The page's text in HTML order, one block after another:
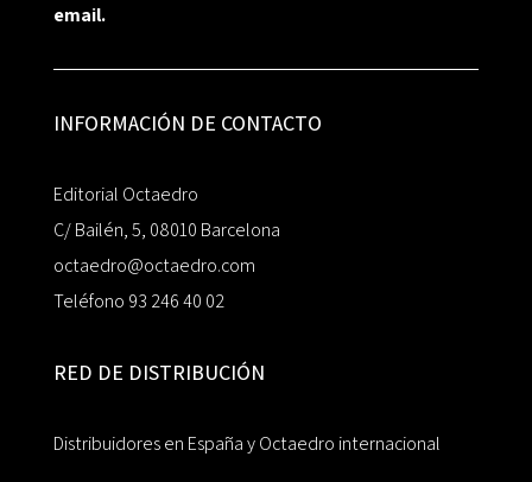
email.
INFORMACIÓN DE CONTACTO
Editorial Octaedro
C/ Bailén, 5, 08010 Barcelona
octaedro@octaedro.com
Teléfono 93 246 40 02
RED DE DISTRIBUCIÓN
Distribuidores en España y Octaedro internacional